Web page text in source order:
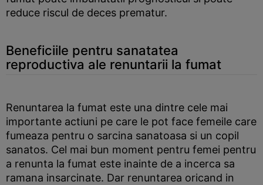
reduce riscul de deces prematur.
Beneficiile pentru sanatatea
reproductiva ale renuntarii la fumat
Renuntarea la fumat este una dintre cele mai
importante actiuni pe care le pot face femeile care
fumeaza pentru o sarcina sanatoasa si un copil
sanatos. Cel mai bun moment pentru femei pentru
a renunta la fumat este inainte de a incerca sa
ramana insarcinate. Dar renuntarea oricand in